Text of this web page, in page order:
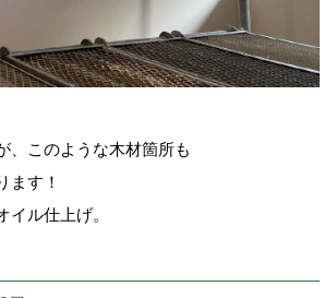
、このような木材箇所も
ます！
イル仕上げ。